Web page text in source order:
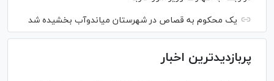
یک محکوم به قصاص در شهرستان میاندوآب بخشیده شد
پربازدیدترین اخبار